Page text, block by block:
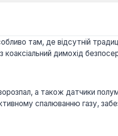
там, де відсутній
коаксіальний димохід
а також датчики
спалюванню газу,